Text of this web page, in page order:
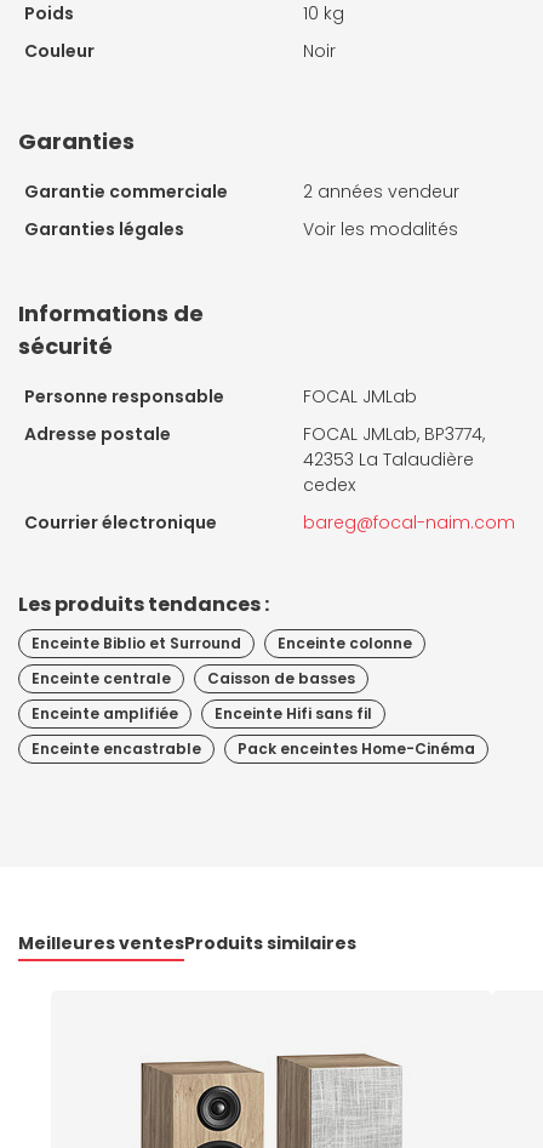
Poids
10 kg
Couleur
Noir
Garanties
Garantie commerciale
2 années vendeur
Garanties légales
Voir les modalités
Informations de
sécurité
Personne responsable
FOCAL JMLab
Adresse postale
FOCAL JMLab, BP3774,
42353 La Talaudière
cedex
Courrier électronique
bareg@focal-naim.com
Les produits tendances :
Enceinte Biblio et Surround
Enceinte colonne
Enceinte centrale
Caisson de basses
Enceinte amplifiée
Enceinte Hifi sans fil
Enceinte encastrable
Pack enceintes Home-Cinéma
Meilleures ventesProduits similaires